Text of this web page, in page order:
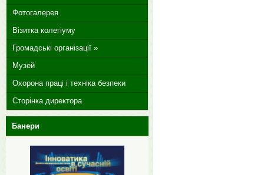
Фотогалерея
Візитка колегіуму
Громадські організації »
Музей
Охорона праці і техніка безпеки
Сторінка директора
Банери